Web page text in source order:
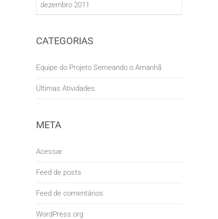
dezembro 2011
CATEGORIAS
Equipe do Projeto Semeando o Amanhã
Últimas Atividades
META
Acessar
Feed de posts
Feed de comentários
WordPress.org